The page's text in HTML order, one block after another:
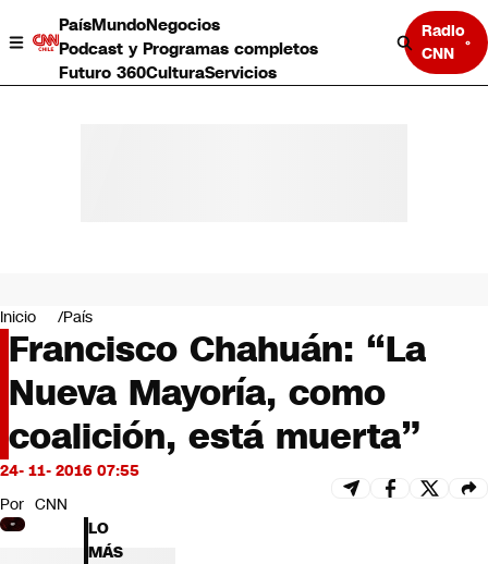
PaísMundoNegocios
Podcast y Programas completos
Futuro 360CulturaServicios
Radio
CNN
Negocios
Deportes
Programas completos
Cultura
Servicios
Bits
CNN tiempo
Futuro 360
Opinión
Inicio País
Francisco Chahuán: “La
Nueva Mayoría, como
coalición, está muerta”
24- 11- 2016 07:55
Por CNN
LO
MÁS